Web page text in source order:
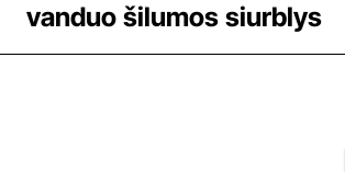
vanduo šilumos siurblys